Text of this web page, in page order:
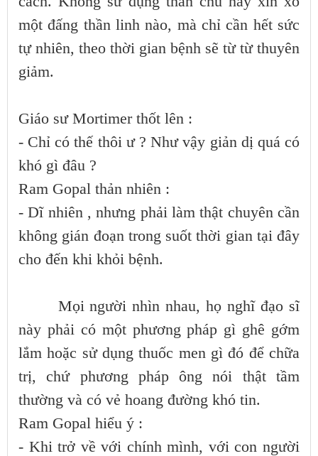
một đấng thần linh nào, mà chỉ cần hết sức
tự nhiên, theo thời gian bệnh sẽ từ từ thuyên
giảm.
Giáo sư Mortimer thốt lên :
- Chỉ có thế thôi ư ? Như vậy giản dị quá có
khó gì đâu ?
Ram Gopal thản nhiên :
- Dĩ nhiên , nhưng phải làm thật chuyên cần
không gián đoạn trong suốt thời gian tại đây
cho đến khi khỏi bệnh.
Mọi người nhìn nhau, họ nghĩ đạo sĩ
này phải có một phương pháp gì ghê gớm
lắm hoặc sử dụng thuốc men gì đó để chữa
trị, chứ phương pháp ông nói thật tầm
thường và có vẻ hoang đường khó tin.
Ram Gopal hiểu ý :
- Khi trở về với chính mình, với con người